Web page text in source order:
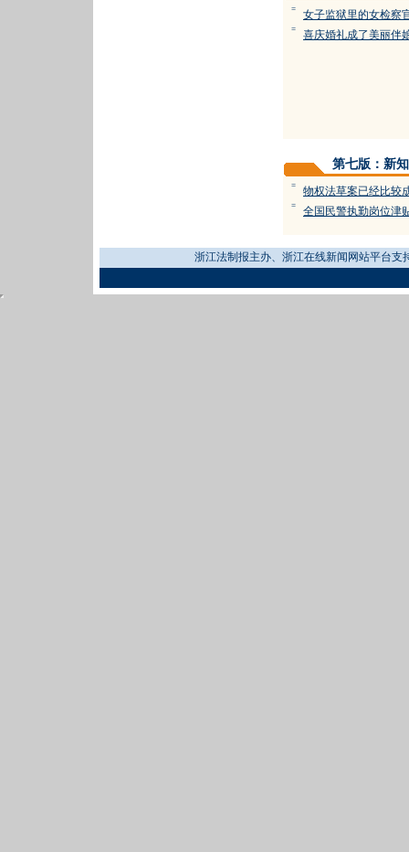
= 女子监狱里的女检察
= 喜庆婚礼成了美丽伴
第七版：新知
= 物权法草案已经比较
= 全国民警执勤岗位津
浙江法制报主办、浙江在线新闻网站平台